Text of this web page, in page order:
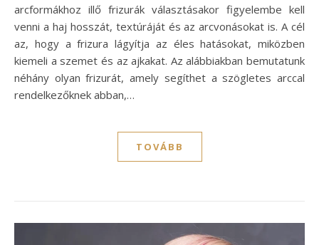
arcformákhoz illő frizurák választásakor figyelembe kell
venni a haj hosszát, textúráját és az arcvonásokat is. A cél
az, hogy a frizura lágyítja az éles hatásokat, miközben
kiemeli a szemet és az ajkakat. Az alábbiakban bemutatunk
néhány olyan frizurát, amely segíthet a szögletes arccal
rendelkezőknek abban,…
TOVÁBB